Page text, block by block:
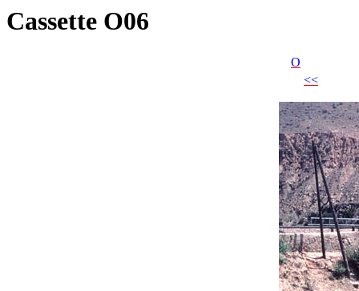
Cassette O06
O
<<